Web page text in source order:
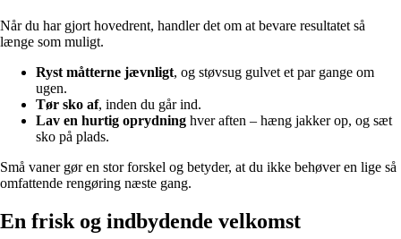
Når du har gjort hovedrent, handler det om at bevare resultatet så
længe som muligt.
Ryst måtterne jævnligt, og støvsug gulvet et par gange om
ugen.
Tør sko af, inden du går ind.
Lav en hurtig oprydning hver aften – hæng jakker op, og sæt
sko på plads.
Små vaner gør en stor forskel og betyder, at du ikke behøver en lige så
omfattende rengøring næste gang.
En frisk og indbydende velkomst